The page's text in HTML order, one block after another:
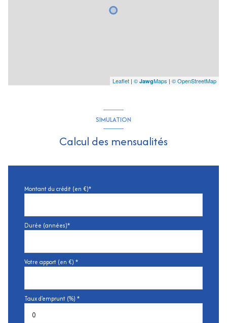
Leaflet | © JawgMaps | © OpenStreetMap
SIMULATION
Calcul des mensualités
Montant du crédit (en €)*
Durée (années)*
Votre apport (en €) *
Taux d'emprunt (%) *